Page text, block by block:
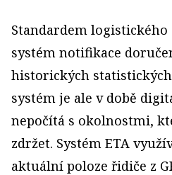
Standardem logistického
systém notifikace
historických
systém je ale v době
nepočítá s okolnostmi,
zdržet. Systém ETA
aktuální poloze řidiče z